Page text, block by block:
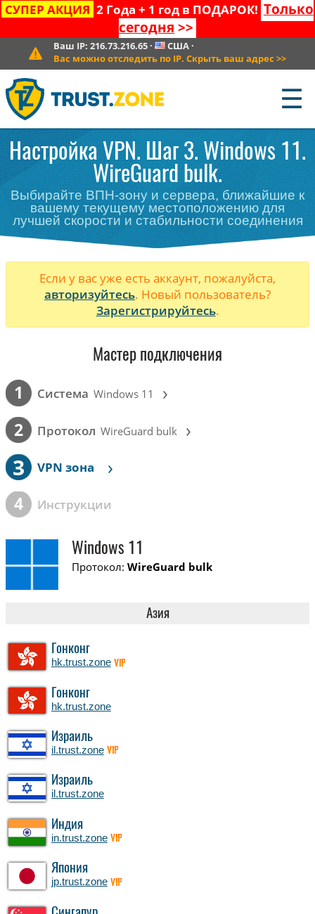
СУПЕР АКЦИЯ 2 Года + 1 год в ПОДАРОК! Только
сегодня >>
Ваш IP: 216.73.216.65· США·
Вас можно отследить по IP. Скрыть ваш адрес >>
☰
Настройка VPN. Шаг 3. Windows 11.
WireGuard bulk.
Выбирайте ВПН-зону и сервера, ближайшие к
вашему текущему местоположению для
лучшей скорости и стабильности соединения
Если у вас уже есть аккаунт, пожалуйста,
авторизуйтесь. Новый пользователь?
Зарегистрируйтесь.
Мастер подключения
1 Cистема Windows 11 ›
2 Протокол WireGuard bulk ›
3 VPN зона ›
4 Инструкции
Windows 11
Протокол:WireGuard bulk
Азия
Гонконг
hk.trust.zone VIP
Гонконг
hk.trust.zone
Израиль
il.trust.zone VIP
Израиль
il.trust.zone
Индия
in.trust.zone VIP
Япония
jp.trust.zone VIP